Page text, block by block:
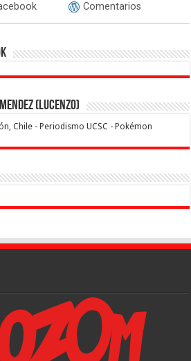
Comentarios
(Lucenzo)
Chile - Periodismo UCSC - Pokémon